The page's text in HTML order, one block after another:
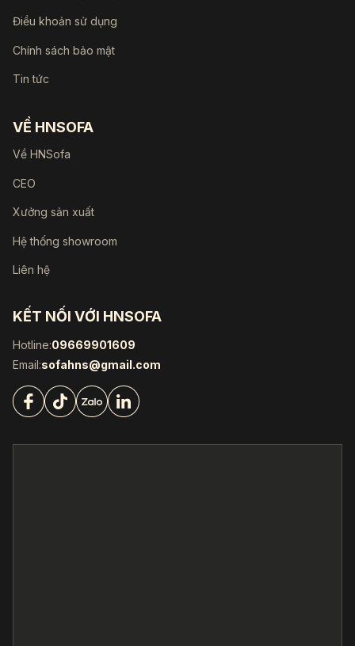
Điều khoản sử dụng
Chính sách bảo mật
Tin tức
VỀ HNSOFA
Về HNSofa
CEO
Xưởng sản xuất
Hệ thống showroom
Liên hệ
KẾT NỐI VỚI HNSOFA
Hotline:09669901609
Email:sofahns@gmail.com